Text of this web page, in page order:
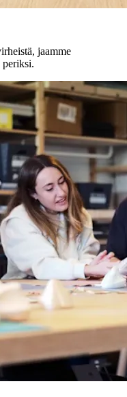
jaamme
periksi.